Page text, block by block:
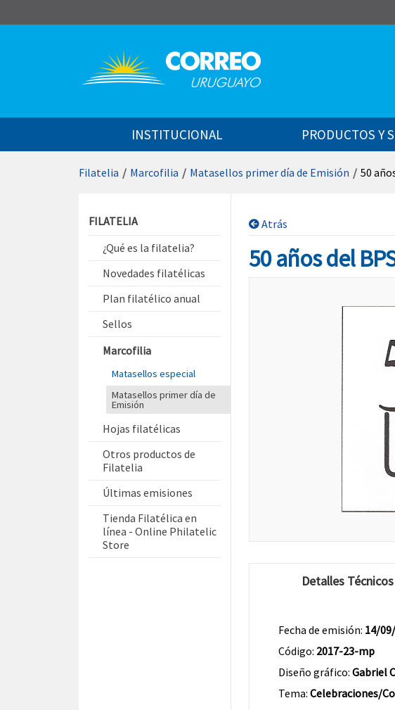
INSTITUCIONAL PRODUCTOS Y
Filatelia / Marcofilia / Matasellos primer día de Emisión / 50
FILATELIA
¿Qué es la filatelia?
Novedades filatélicas
Plan filatélico anual
Sellos
Marcofilia
Matasellos especial
Matasellos primer día de
Emisión
Hojas filatélicas
Otros productos de
Filatelia
Últimas emisiones
Tienda Filatélica en
línea - Online Philatelic
Store
Atrás
50 años del
Detalles Técnicos
Fecha de emisión: 14/
Código: 2017-23-mp
Diseño gráfico: Gabriel
Tema: Celebraciones/